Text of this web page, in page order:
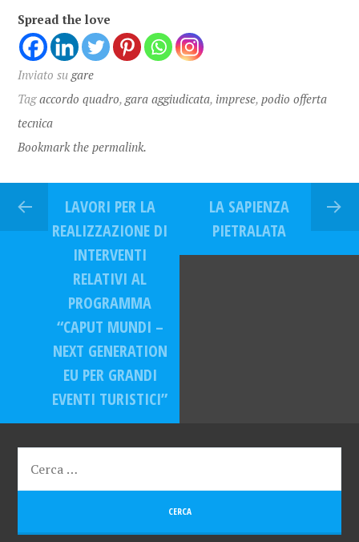
Spread the love
Inviato sugare
Tagaccordo quadro,gara aggiudicata, imprese,podio offerta
tecnica
Bookmark the permalink.
LAVORI PER LA
REALIZZAZIONE DI
INTERVENTI
RELATIVI AL
PROGRAMMA
“CAPUT MUNDI –
NEXT GENERATION
EU PER GRANDI
EVENTI TURISTICI”
LA SAPIENZA
PIETRALATA